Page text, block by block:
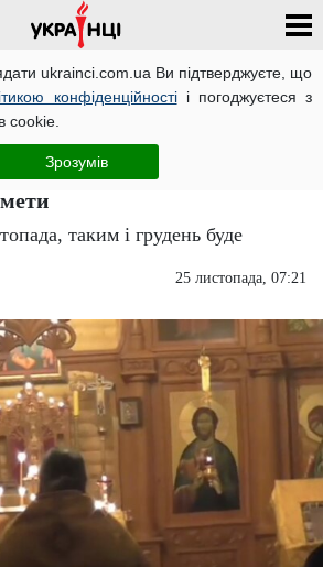
ukrainci.com.ua Ви підтверджуєте, що
конфіденційностіі погоджуєтеся з
cookie.
Зрозумів
родичам і засуньте в
свято 25 листопада,
таким і грудень буде
25 листопада, 07:21